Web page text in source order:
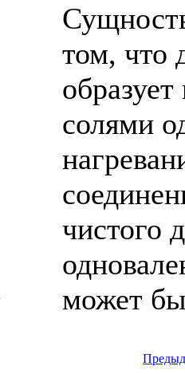
том, что
солями
чистого
может